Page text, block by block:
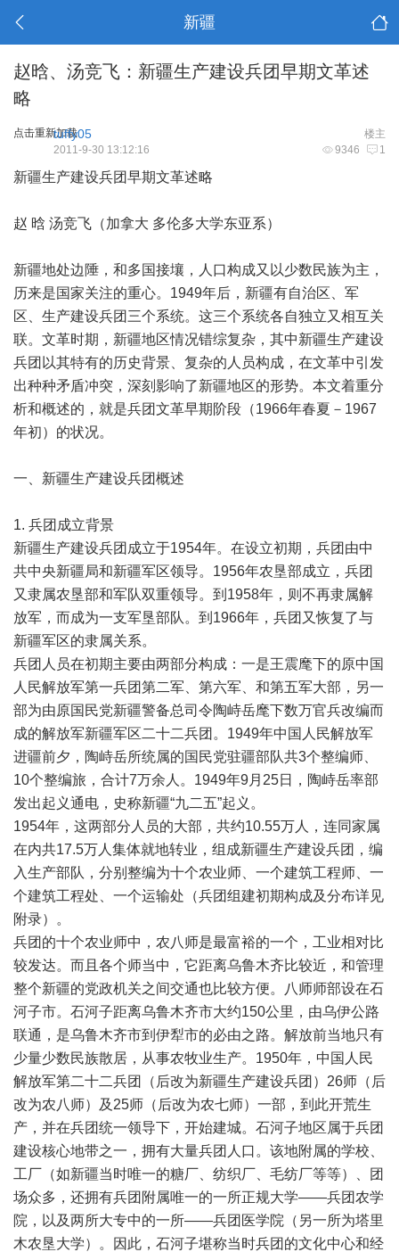
新疆
赵晗、汤竞飞：新疆生产建设兵团早期文革述
略
点击重新加载 楼主
tuffy05
9346 1
2011-9-30 13:12:16
新疆生产建设兵团早期文革述略
赵 晗 汤竞飞（加拿大 多伦多大学东亚系）
新疆地处边陲，和多国接壤，人口构成又以少数民族为主，
历来是国家关注的重心。1949年后，新疆有自治区、军
区、生产建设兵团三个系统。这三个系统各自独立又相互关
联。文革时期，新疆地区情况错综复杂，其中新疆生产建设
兵团以其特有的历史背景、复杂的人员构成，在文革中引发
出种种矛盾冲突，深刻影响了新疆地区的形势。本文着重分
析和概述的，就是兵团文革早期阶段（1966年春夏－1967
年初）的状况。
一、新疆生产建设兵团概述
1. 兵团成立背景
新疆生产建设兵团成立于1954年。在设立初期，兵团由中
共中央新疆局和新疆军区领导。1956年农垦部成立，兵团
又隶属农垦部和军队双重领导。到1958年，则不再隶属解
放军，而成为一支军垦部队。到1966年，兵团又恢复了与
新疆军区的隶属关系。
兵团人员在初期主要由两部分构成：一是王震麾下的原中国
人民解放军第一兵团第二军、第六军、和第五军大部，另一
部为由原国民党新疆警备总司令陶峙岳麾下数万官兵改编而
成的解放军新疆军区二十二兵团。1949年中国人民解放军
进疆前夕，陶峙岳所统属的国民党驻疆部队共3个整编师、
10个整编旅，合计7万余人。1949年9月25日，陶峙岳率部
发出起义通电，史称新疆“九二五”起义。
1954年，这两部分人员的大部，共约10.55万人，连同家属
在内共17.5万人集体就地转业，组成新疆生产建设兵团，编
入生产部队，分别整编为十个农业师、一个建筑工程师、一
个建筑工程处、一个运输处（兵团组建初期构成及分布详见
附录）。
兵团的十个农业师中，农八师是最富裕的一个，工业相对比
较发达。而且各个师当中，它距离乌鲁木齐比较近，和管理
整个新疆的党政机关之间交通也比较方便。八师师部设在石
河子市。石河子距离乌鲁木齐市大约150公里，由乌伊公路
联通，是乌鲁木齐市到伊犁市的必由之路。解放前当地只有
少量少数民族散居，从事农牧业生产。1950年，中国人民
解放军第二十二兵团（后改为新疆生产建设兵团）26师（后
改为农八师）及25师（后改为农七师）一部，到此开荒生
产，并在兵团统一领导下，开始建城。石河子地区属于兵团
建设核心地带之一，拥有大量兵团人口。该地附属的学校、
工厂（如新疆当时唯一的糖厂、纺织厂、毛纺厂等等）、团
场众多，还拥有兵团附属唯一的一所正规大学——兵团农学
院，以及两所大专中的一所——兵团医学院（另一所为塔里
木农垦大学）。因此，石河子堪称当时兵团的文化中心和经